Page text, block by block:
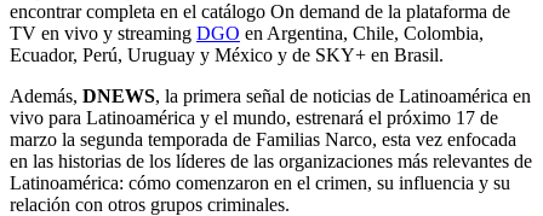
encontrar completa en el catálogo On demand de la plataforma de
TV en vivo y streaming DGO en Argentina, Chile, Colombia,
Ecuador, Perú, Uruguay y México y de SKY+ en Brasil.
Además, DNEWS, la primera señal de noticias de Latinoamérica en
vivo para Latinoamérica y el mundo, estrenará el próximo 17 de
marzo la segunda temporada de Familias Narco, esta vez enfocada
en las historias de los líderes de las organizaciones más relevantes de
Latinoamérica: cómo comenzaron en el crimen, su influencia y su
relación con otros grupos criminales.